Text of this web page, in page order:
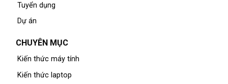
Tuyển dụng
Dự án
CHUYÊN MỤC
Kiến thức máy tính
Kiến thức laptop